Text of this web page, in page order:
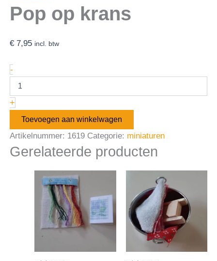
Pop op krans
€ 7,95 incl. btw
-
+
Toevoegen aan winkelwagen
Artikelnummer: 1619 Categorie: miniaturen
Gerelateerde producten